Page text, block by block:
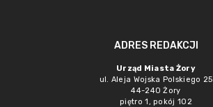
ADRES REDAKCJI
Urząd Miasta Żory
ul. Aleja Wojska Polskiego 25
44-240 Żory
piętro 1, pokój 102